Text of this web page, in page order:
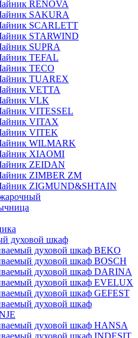
RENOVA
SAKURA
SCARLETT
STARWIND
SUPRA
TEFAL
TECO
TUAREX
VETTA
VLK
VITESSEL
VITAX
VITEK
WILMARK
XIAOMI
ZEIDAN
ZIMBER ZM
ZIGMUND&SHTAIN
духовой шкаф
духовой шкаф BEKO
духовой шкаф BOSCH
духовой шкаф DARINA
духовой шкаф EVELUX
духовой шкаф GEFEST
духовой шкаф
духовой шкаф HANSA
духовой шкаф INDESIT